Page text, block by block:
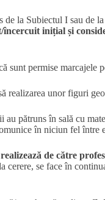
de la Subiectul I sau de
încercuit inițial și
sunt permise
realizarea unor figuri
pătruns în sală cu
în niciun fel
de către
cerere, se face în